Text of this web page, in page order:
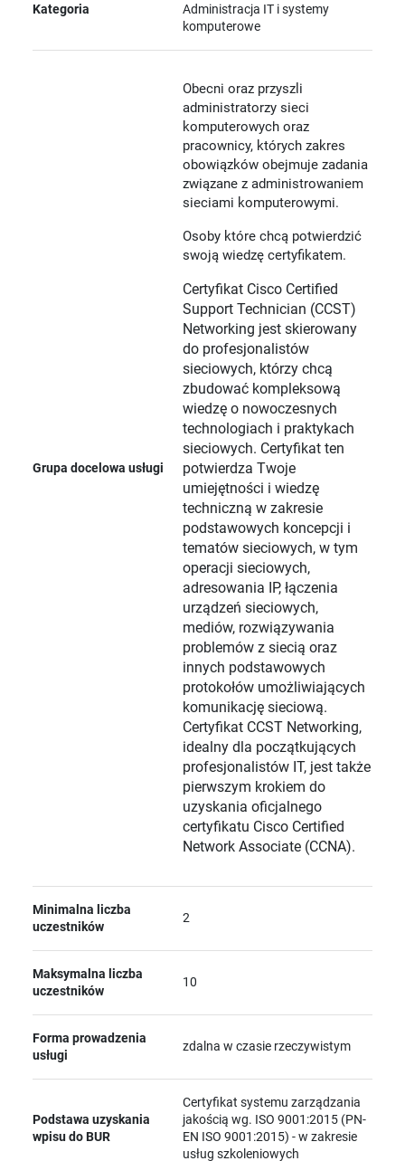
Kategoria
Administracja IT i systemy
komputerowe
Grupa docelowa usługi
Obecni oraz przyszli
administratorzy sieci
komputerowych oraz
pracownicy, których zakres
obowiązków obejmuje zadania
związane z administrowaniem
sieciami komputerowymi.
Osoby które chcą potwierdzić
swoją wiedzę certyfikatem.
Certyfikat Cisco Certified
Support Technician (CCST)
Networking jest skierowany
do profesjonalistów
sieciowych, którzy chcą
zbudować kompleksową
wiedzę o nowoczesnych
technologiach i praktykach
sieciowych. Certyfikat ten
potwierdza Twoje
umiejętności i wiedzę
techniczną w zakresie
podstawowych koncepcji i
tematów sieciowych, w tym
operacji sieciowych,
adresowania IP, łączenia
urządzeń sieciowych,
mediów, rozwiązywania
problemów z siecią oraz
innych podstawowych
protokołów umożliwiających
komunikację sieciową.
Certyfikat CCST Networking,
idealny dla początkujących
profesjonalistów IT, jest także
pierwszym krokiem do
uzyskania oficjalnego
certyfikatu Cisco Certified
Network Associate (CCNA).
Minimalna liczba
uczestników
2
Maksymalna liczba
uczestników
10
Forma prowadzenia
usługi
zdalna w czasie rzeczywistym
Podstawa uzyskania
wpisu do BUR
Certyfikat systemu zarządzania
jakością wg. ISO 9001:2015 (PN-
EN ISO 9001:2015) - w zakresie
usług szkoleniowych